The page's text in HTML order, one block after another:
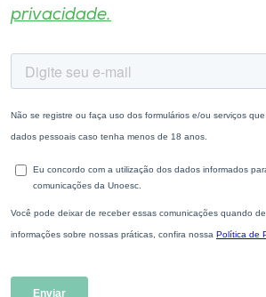
privacidade.